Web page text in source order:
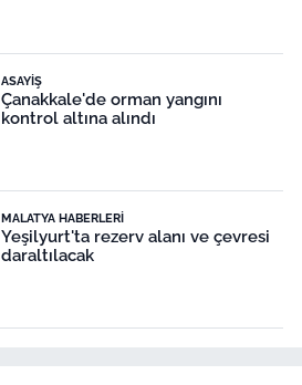
ASAYIŞ
Çanakkale'de orman yangını
kontrol altına alındı
MALATYA HABERLERI
Yeşilyurt'ta rezerv alanı ve çevresi
daraltılacak